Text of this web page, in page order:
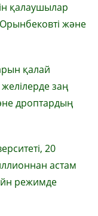
қалаушылар
және
қалай
заң
дроптардың
20
астам
режимде